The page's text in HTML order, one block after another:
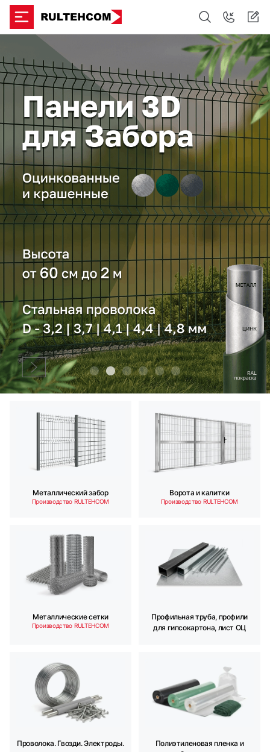
Металлический забор
Производство RULTEHCOM
Ворота и калитки
Производство RULTEHCOM
Металлические сетки
Производство RULTEHCOM
Профильная труба, профили
для гипсокартона, лист ОЦ
Проволока. Гвозди. Электроды.
Полиэтиленовая пленка и